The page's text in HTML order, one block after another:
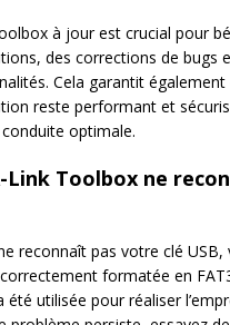
à jour est crucial pour
des corrections de bugs
Cela garantit
reste performant et
optimale.
Link Toolbox ne
reconnaît pas votre clé USB,
correctement formatée en
été utilisée pour réaliser